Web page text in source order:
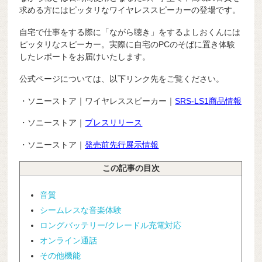
求める方にはピッタリなワイヤレススピーカーの登場です。
自宅で仕事をする際に「ながら聴き」をするよしおくんには
ピッタリなスピーカー。実際に自宅のPCのそばに置き体験
したレポートをお届けいたします。
公式ページについては、以下リンク先をご覧ください。
・ソニーストア｜ワイヤレススピーカー｜SRS-LS1商品情報
・ソニーストア｜ プレスリリース
・ソニーストア｜発売前先行展示情報
この記事の目次
音質
シームレスな音楽体験
ロングバッテリー/クレードル充電対応
オンライン通話
その他機能